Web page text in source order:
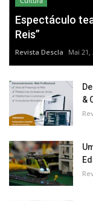
Espectáculo
Reis”
Revista Descla Mai 21,
&